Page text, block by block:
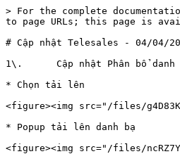
> For the complete
to page URLs; this page is
# Cập nhật Telesales - 04/04/
1\.      Cập nhật Phân bổ danh
* Chọn tải lên
<figure><img src="/files/
* Popup tải lên danh bạ
<figure><img src="/files/